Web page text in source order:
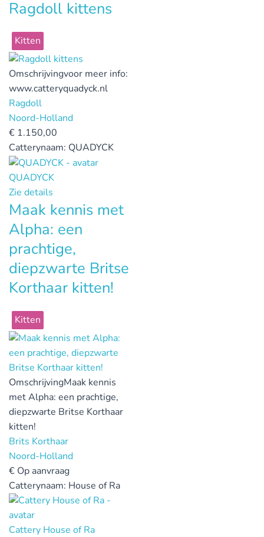
Ragdoll kittens
Kitten
Omschrijvingvoor meer info:
www.catteryquadyck.nl
Ragdoll
Noord-Holland
€ 1.150,00
Catterynaam: QUADYCK
QUADYCK
Zie details
Maak kennis met
Alpha: een
prachtige,
diepzwarte Britse
Korthaar kitten!
Kitten
OmschrijvingMaak kennis
met Alpha: een prachtige,
diepzwarte Britse Korthaar
kitten!
Brits Korthaar
Noord-Holland
€ Op aanvraag
Catterynaam: House of Ra
Cattery House of Ra